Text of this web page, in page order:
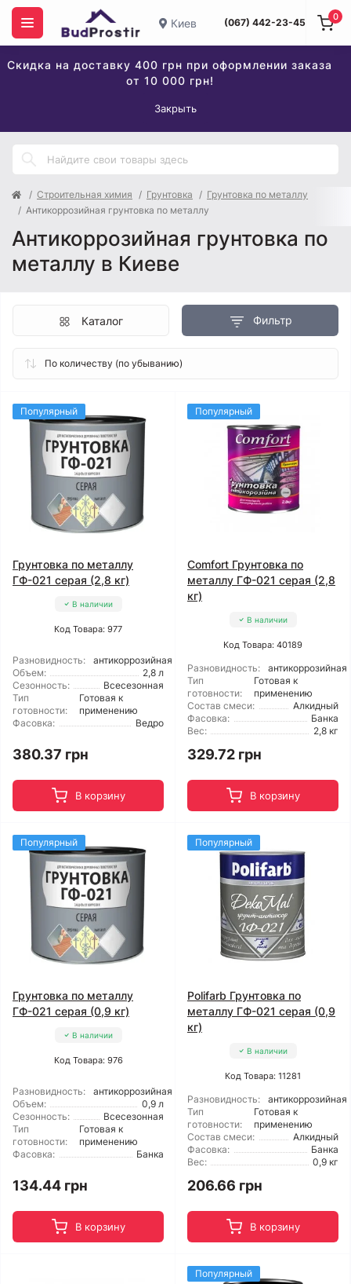
Киев (067) 442-23-45
Скидка на доставку 400 грн при оформлении заказа
от 10 000 грн!
Закрыть
0
Строительная химия Грунтовка
Грунтовка по металлу
Антикоррозийная грунтовка по металлу
Антикоррозийная грунтовка по
металлу в Киеве
Фильтр
Каталог
Популярный
Грунтовка по металлу
ГФ-021 серая (2,8 кг)
В наличии
Код Товара: 977
Разновидность:
антикоррозийная
Объем:
2,8 л
Сезонность:
Всесезонная
Тип
готовности:
Готовая к
применению
Фасовка:
Ведро
380.37 грн
В корзину
Популярный
Comfort Грунтовка по
металлу ГФ-021 серая (2,8
кг)
В наличии
Код Товара: 40189
Разновидность:
антикоррозийная
Тип
готовности:
Готовая к
применению
Состав смеси:
Алкидный
Фасовка:
Банка
Вес:
2,8 кг
329.72 грн
В корзину
Популярный
Грунтовка по металлу
ГФ-021 серая (0,9 кг)
В наличии
Код Товара: 976
Разновидность:
антикоррозийная
Объем:
0,9 л
Сезонность:
Всесезонная
Тип
готовности:
Готовая к
применению
Фасовка:
Банка
134.44 грн
В корзину
Популярный
Polifarb Грунтовка по
металлу ГФ-021 серая (0,9
кг)
В наличии
Код Товара: 11281
Разновидность:
антикоррозийная
Тип
готовности:
Готовая к
применению
Состав смеси:
Алкидный
Фасовка:
Банка
Вес:
0,9 кг
206.66 грн
В корзину
Популярный